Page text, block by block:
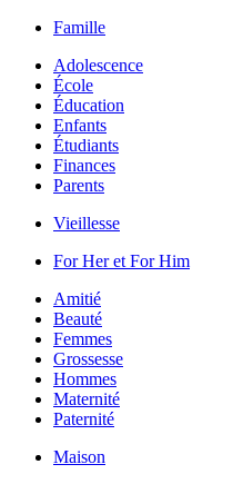
Famille
Adolescence
École
Éducation
Enfants
Étudiants
Finances
Parents
Vieillesse
For Her et For Him
Amitié
Beauté
Femmes
Grossesse
Hommes
Maternité
Paternité
Maison